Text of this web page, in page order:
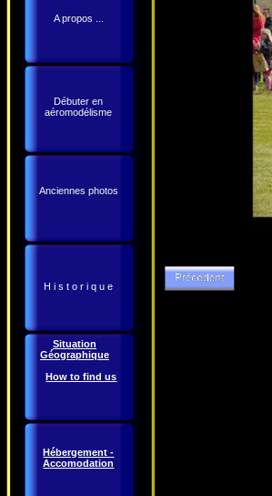
A propos ...
Débuter en
aéromodélisme
Anciennes photos
H i s t o r i q u e
Situation
Géographique
How to find us
Hébergement -
Accomodation